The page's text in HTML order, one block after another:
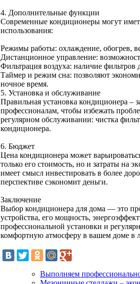
4. Дополнительные функции
Современные кондиционеры могут
использования:
Режимы работы: охлаждение, обогрев,
Дистанционное управление:
Фильтрация воздуха: наличие фильтров
Таймер и режим сна: позволяют
ночное время.
5. Установка и обслуживание
Правильная установка кондиционера –
профессионалам, чтобы избежать
регулярном обслуживании: чистка
кондиционера.
6. Бюджет
Цена кондиционера может
только его стоимость, но и затраты на
имеет смысл инвестировать в более
перспективе сэкономит деньги.
Заключение
Выбор кондиционера для дома — это
устройства, его мощность,
профессиональной установки и
комфортную атмосферу в вашем доме в
Выполняем